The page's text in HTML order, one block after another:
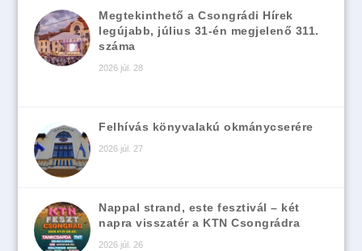
Megtekinthető a Csongrádi Hírek
legújabb, július 31-én megjelenő 311.
száma
2026 júl. 28
Felhívás könyvalakú okmánycserére
2026 júl. 27
Nappal strand, este fesztivál – két
napra visszatér a KTN Csongrádra
2026 júl. 26